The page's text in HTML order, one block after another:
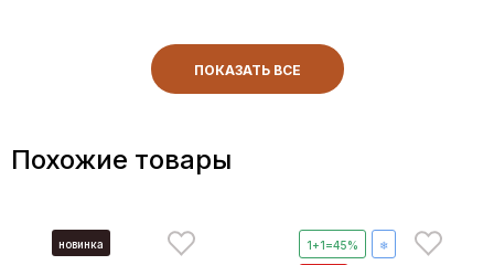
ПОКАЗАТЬ ВСЕ
Похожие товары
новинка 1+1=45% ❄